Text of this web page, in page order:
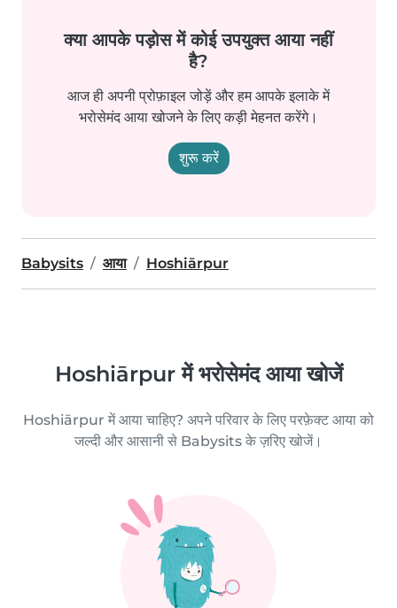
क्या आपके पड़ोस में कोई उपयुक्त आया नहीं
है?
आज ही अपनी प्रोफ़ाइल जोड़ें और हम आपके इलाके में
भरोसेमंद आया खोजने के लिए कड़ी मेहनत करेंगे।
शुरू करें
Babysits आया Hoshiārpur
Hoshiārpur में भरोसेमंद आया खोजें
Hoshiārpur में आया चाहिए? अपने परिवार के लिए परफ़ेक्ट आया को
जल्दी और आसानी से Babysits के ज़रिए खोजें।